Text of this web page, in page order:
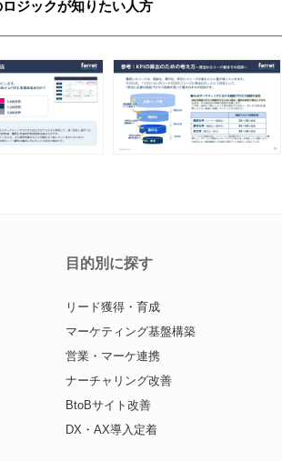
ジックが知りたい人方
目的別に探す
リード獲得・育成
マーケティング基盤構築
営業・マーケ連携
ナーチャリング改善
BtoBサイト改善
DX・AX導入定着